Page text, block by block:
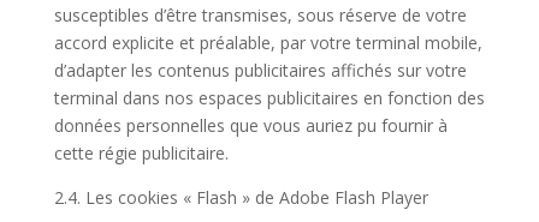
susceptibles d’être transmises, sous réserve de votre
accord explicite et préalable, par votre terminal mobile,
d’adapter les contenus publicitaires affichés sur votre
terminal dans nos espaces publicitaires en fonction des
données personnelles que vous auriez pu fournir à
cette régie publicitaire.
2.4. Les cookies « Flash » de Adobe Flash Player